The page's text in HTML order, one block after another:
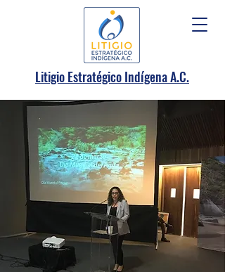
Litigio Estratégico Indígena A.C.